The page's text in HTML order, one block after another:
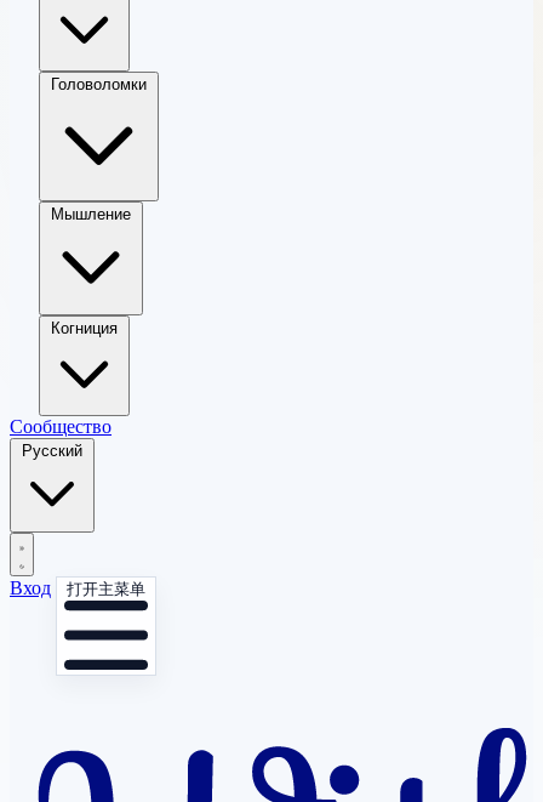
Головоломки
Мышление
Когниция
Сообщество
Русский
Вход 打开主菜单